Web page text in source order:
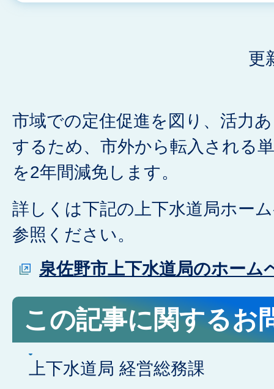
更
市域での定住促進を図り、活力
するため、市外から転入される
を2年間減免します。
詳しくは下記の上下水道局ホー
参照ください。
泉佐野市上下水道局のホーム
この記事に関するお
上下水道局 経営総務課